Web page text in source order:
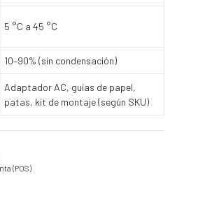
5 °C a 45 °C
10–90% (sin condensación)
Adaptador AC, guías de papel,
patas, kit de montaje (según SKU)
(POS)